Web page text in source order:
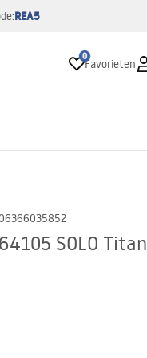
REA5
0
Favorieten
SOLO Titan